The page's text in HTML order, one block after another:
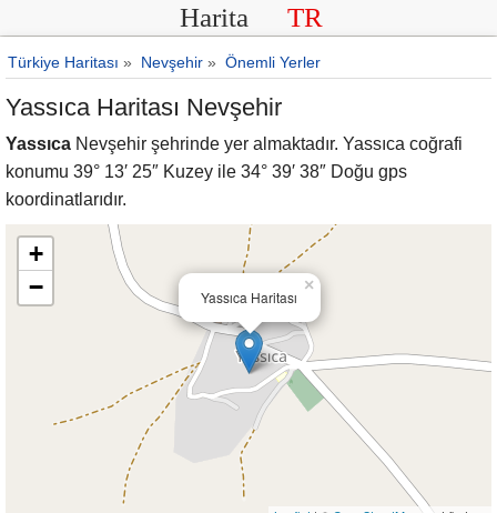
Harita TR
Türkiye Haritası » Nevşehir » Önemli Yerler
Yassıca Haritası Nevşehir
Yassıca Nevşehir şehrinde yer almaktadır. Yassıca coğrafi
konumu 39° 13′ 25″ Kuzey ile 34° 39′ 38″ Doğu gps
koordinatlarıdır.
Yassıca Haritası
×
+
−